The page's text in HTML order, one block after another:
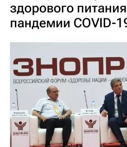
здорового
пандемии COVID-